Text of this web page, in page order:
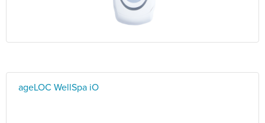
ageLOC WellSpa iO